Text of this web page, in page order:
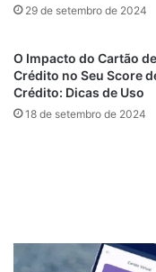
29 de setembro de 2024
O Impacto do Cartão de
Crédito no Seu Score
Crédito: Dicas de Uso
18 de setembro de 2024